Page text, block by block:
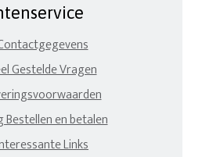
Gestelde Vragen
Bestellen en betalen
Links